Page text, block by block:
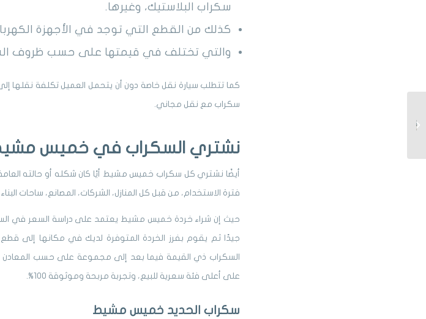
سكراب البلاستيك، وغيرها.
كذلك من القطع التي توجد في الأجهزة
والتي تختلف في قيمتها على حسب ظروف
كما تتطلب سيارة نقل خاصة دون أن يتحمل العميل تكلفة نقلها
سكراب مع نقل مجاني.
نشتري السكراب في خميس
أيضًا نشتري كل سكراب خميس مشيط أيًا كان شكله أو حالته
فترة الاستخدام، من قبل كل المنازل، الشركات، المصانع، ساحات
حيث إن شراء خردة خميس مشيط يعتمد على دراسة السعر في
جيدًا ثم يقوم بفرز الخردة المتوفرة لديك في مكانها إلى
السكراب ذي القيمة فيما بعد إلى مجموعة على حسب
على أعلى فئة سعرية للبيع، وتجربة مربحة وموثوقة 100%.
سكراب الحديد خميس مشيط